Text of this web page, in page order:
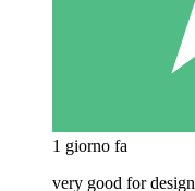
1 giorno fa
very good for design